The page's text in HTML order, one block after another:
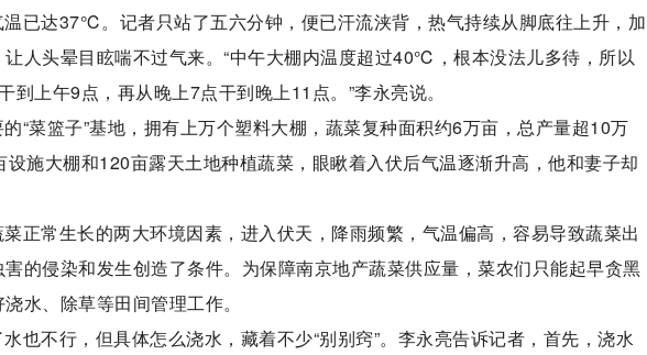
已达37℃。记者只站了五六分钟，便已汗流浃背，热气持续从脚底往上升，加
人头晕目眩喘不过气来。“中午大棚内温度超过40℃，根本没法儿多待，所以
上午9点，再从晚上7点干到晚上11点。”李永亮说。
“菜篮子”基地，拥有上万个塑料大棚，蔬菜复种面积约6万亩，总产量超10万
施大棚和120亩露天土地种植蔬菜，眼瞅着入伏后气温逐渐升高，他和妻子却
正常生长的两大环境因素，进入伏天，降雨频繁，气温偏高，容易导致蔬菜出
的侵染和发生创造了条件。为保障南京地产蔬菜供应量，菜农们只能起早贪黑
水、除草等田间管理工作。
也不行，但具体怎么浇水，藏着不少“别别窍”。李永亮告诉记者，首先，浇水